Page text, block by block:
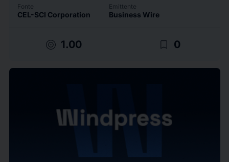
Fonte
CEL-SCI Corporation
Emittente
Business Wire
target 1.00 bookmark_border 0